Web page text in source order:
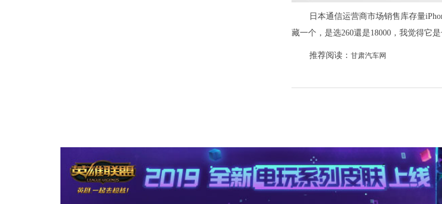
日本通信运营商市场销售库存量
藏一个，是选260還是18000，我觉得它
推荐阅读： 甘肃汽车网